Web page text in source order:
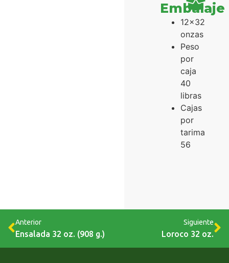
Embalaje
12x32
onzas
Peso
por
caja
40
libras
Cajas
por
tarima
56
Anterior
Ensalada 32 oz. (908 g.)
Siguiente
Loroco 32 oz.